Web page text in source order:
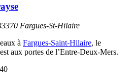
Fargues-St-Hilaire
à Fargues-Saint-Hilaire, le
aux portes de l’Entre-Deux-Mers.